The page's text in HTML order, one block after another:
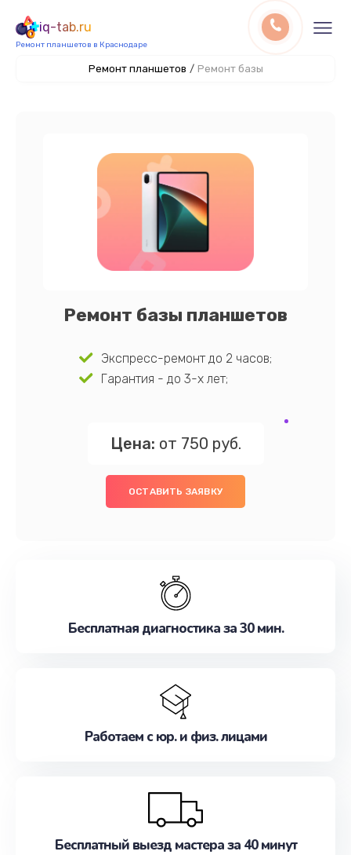
iq-tab.ru
Ремонт планшетов в Краснодаре
Ремонт планшетов / Ремонт базы
Ремонт базы планшетов
Экспресс-ремонт до 2 часов;
Гарантия - до 3-х лет;
Цена: от 750 руб.
ОСТАВИТЬ ЗАЯВКУ
Бесплатная диагностика за 30 мин.
Работаем с юр. и физ. лицами
Бесплатный выезд мастера за 40 минут